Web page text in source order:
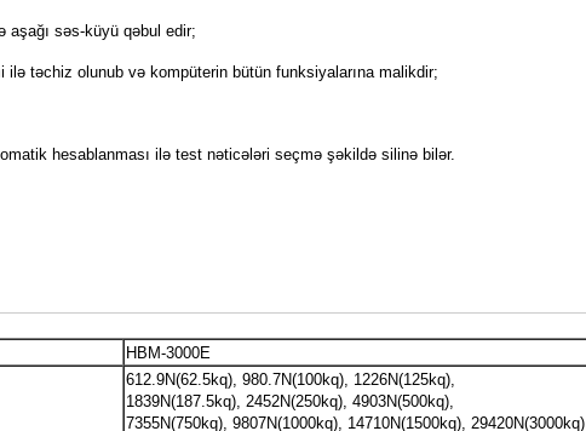
aşağı səs-küyü qəbul edir;
təchiz olunub və kompüterin bütün funksiyalarına malikdir;
hesablanması ilə test nəticələri seçmə şəkildə silinə bilər.
HBM-3000E
612.9N(62.5kq), 980.7N(100kq), 1226N(125kq),
1839N(187.5kq), 2452N(250kq), 4903N(500kq),
7355N(750kq), 9807N(1000kq), 14710N(1500kq), 29420N(3000kq)